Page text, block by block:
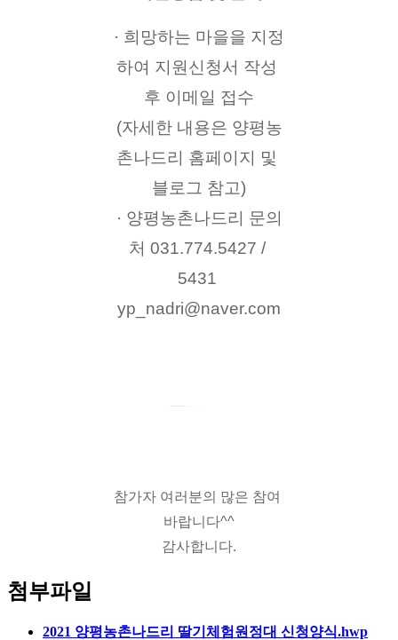
· 희망하는 마을을 지정
하여 지원신청서 작성
후 이메일 접수
(자세한 내용은 양평농
촌나드리 홈페이지 및
블로그 참고)
· 양평농촌나드리 문의
처 031.774.5427 /
5431
yp_nadri@naver.com
참가자 여러분의 많은 참여
바랍니다^^
감사합니다.
첨부파일
2021 양평농촌나드리 딸기체험원정대 신청양식.hwp